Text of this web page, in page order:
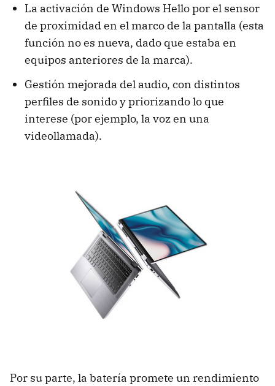
La activación de Windows Hello por el sensor
de proximidad en el marco de la pantalla (esta
función no es nueva, dado que estaba en
equipos anteriores de la marca).
Gestión mejorada del audio, con distintos
perfiles de sonido y priorizando lo que
interese (por ejemplo, la voz en una
videollamada).
Por su parte, la batería promete un rendimiento